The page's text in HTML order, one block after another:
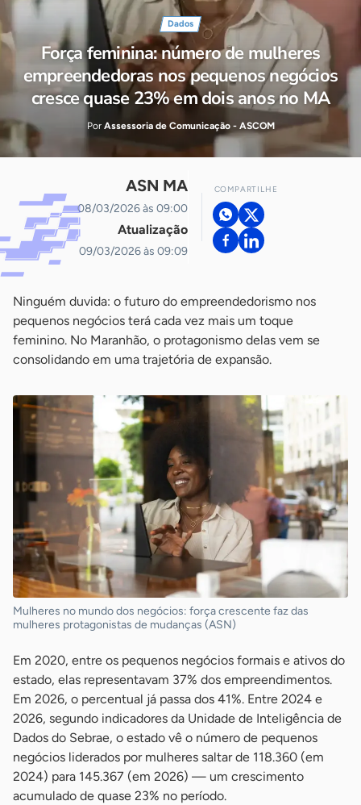
Dados
Força feminina: número de mulheres
empreendedoras nos pequenos negócios
cresce quase 23% em dois anos no MA
Por Assessoria de Comunicação - ASCOM
ASN MA
08/03/2026 às 09:00
Atualização
09/03/2026 às 09:09
COMPARTILHE
Ninguém duvida: o futuro do empreendedorismo nos
pequenos negócios terá cada vez mais um toque
feminino. No Maranhão, o protagonismo delas vem se
consolidando em uma trajetória de expansão.
Mulheres no mundo dos negócios: força crescente faz das
mulheres protagonistas de mudanças (ASN)
Em 2020, entre os pequenos negócios formais e ativos do
estado, elas representavam 37% dos empreendimentos.
Em 2026, o percentual já passa dos 41%. Entre 2024 e
2026, segundo indicadores da Unidade de Inteligência de
Dados do Sebrae, o estado vê o número de pequenos
negócios liderados por mulheres saltar de 118.360 (em
2024) para 145.367 (em 2026) — um crescimento
acumulado de quase 23% no período.